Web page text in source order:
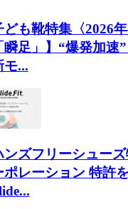
ども靴特集〈2026
瞬足」】“爆発加速
モ...
ンズフリーシュー
ポレーション 特許